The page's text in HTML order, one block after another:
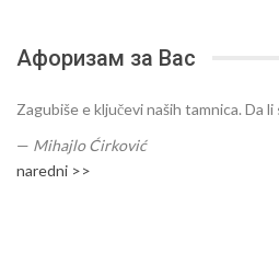
Афоризам за Вас
Zagubiše e ključevi naših tamnica. Da
— Mihajlo Ćirković
naredni >>